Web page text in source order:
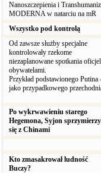
Nanoszczepienia i
MODERNA w natarciu na mR
Wszystko pod kontrolą
Od zawsze służby specjalne
kontrolowały rzekome
niezaplanowane spotkania
obywatelami.
Przykład podstawionego Putina
jako przypadkowego
Po wykrwawieniu starego
Hegemona, Syjon
się z Chinami
Kto zmasakrował ludność
Buczy?